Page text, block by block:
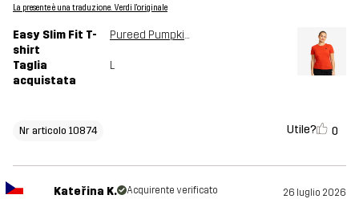
La presente è una traduzione. Verdi l'originale
Easy Slim Fit T-
shirt
Pureed Pumpkin
Taglia
acquistata
L
Nr articolo 10874 Utile? 0
Kateřina K. Acquirente verificato 26 luglio 2026